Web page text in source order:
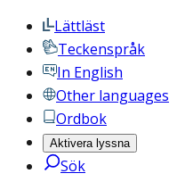
Lättläst
Teckenspråk
In English
Other languages
Ordbok
Aktivera lyssna
Sök